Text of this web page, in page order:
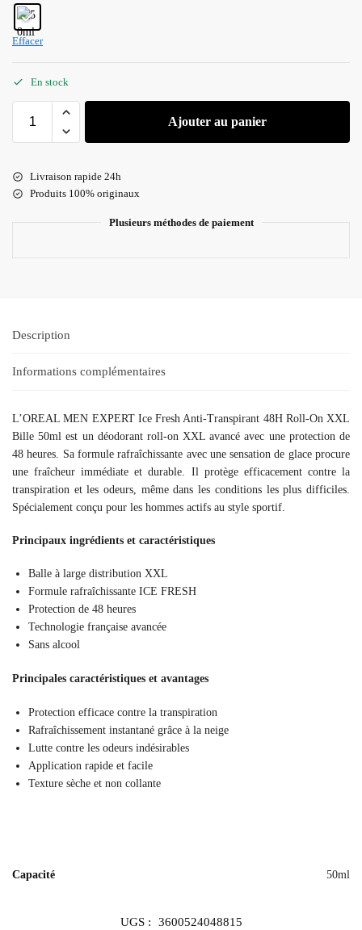
Effacer
En stock
Ajouter au panier
Livraison rapide 24h
Produits 100% originaux
Plusieurs méthodes de paiement
Description
Informations complémentaires
L’OREAL MEN EXPERT Ice Fresh Anti-Transpirant 48H Roll-On XXL
Bille 50ml est un déodorant roll-on XXL avancé avec une protection de
48 heures. Sa formule rafraîchissante avec une sensation de glace procure
une fraîcheur immédiate et durable. Il protège efficacement contre la
transpiration et les odeurs, même dans les conditions les plus difficiles.
Spécialement conçu pour les hommes actifs au style sportif.
Principaux ingrédients et caractéristiques
Balle à large distribution XXL
Formule rafraîchissante ICE FRESH
Protection de 48 heures
Technologie française avancée
Sans alcool
Principales caractéristiques et avantages
Protection efficace contre la transpiration
Rafraîchissement instantané grâce à la neige
Lutte contre les odeurs indésirables
Application rapide et facile
Texture sèche et non collante
Capacité 50ml
UGS :
3600524048815